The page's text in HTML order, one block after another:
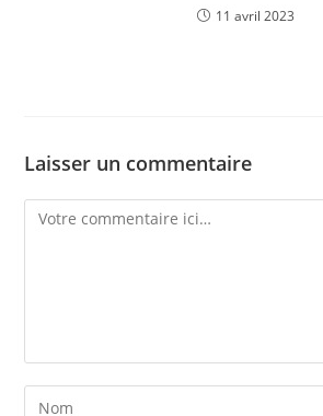
11 avril 2023
Laisser un commentaire
Comment
Enter